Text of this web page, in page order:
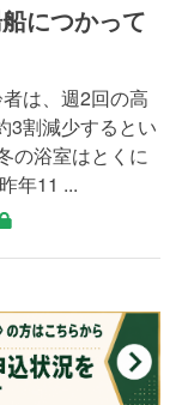
につかって
は、週2回の高
3割減少するとい
の浴室はとくに
年11 ...